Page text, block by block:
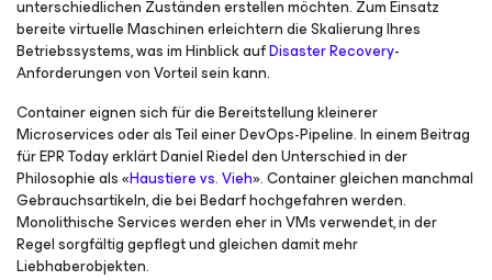
unterschiedlichen Zuständen erstellen möchten. Zum Einsatz
bereite virtuelle Maschinen erleichtern die Skalierung Ihres
Betriebssystems, was im Hinblick aufDisaster Recovery-
Anforderungen von Vorteil sein kann.
Container eignen sich für die Bereitstellung kleinerer
Microservices oder als Teil einer DevOps-Pipeline. In einem Beitrag
für EPR Today erklärt Daniel Riedel den Unterschied in der
Philosophie als «Haustiere vs. Vieh». Container gleichen manchmal
Gebrauchsartikeln, die bei Bedarf hochgefahren werden.
Monolithische Services werden eher in VMs verwendet, in der
Regel sorgfältig gepflegt und gleichen damit mehr
Liebhaberobjekten.